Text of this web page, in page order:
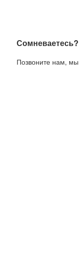
Сомневаетесь?
Позвоните нам,